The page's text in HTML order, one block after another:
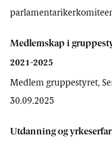
Medlemskap i
2021-2025
Medlem gruppestyret,
30.09.2025
Utdanning og